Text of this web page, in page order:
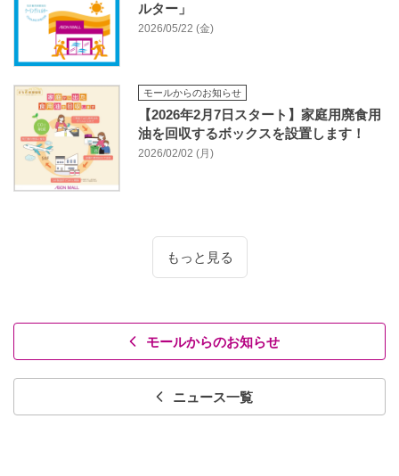
ルター」
2026/05/22 (金)
モールからのお知らせ
【2026年2月7日スタート】家庭用廃食用
油を回収するボックスを設置します！
2026/02/02 (月)
もっと見る
モールからのお知らせ
ニュース一覧